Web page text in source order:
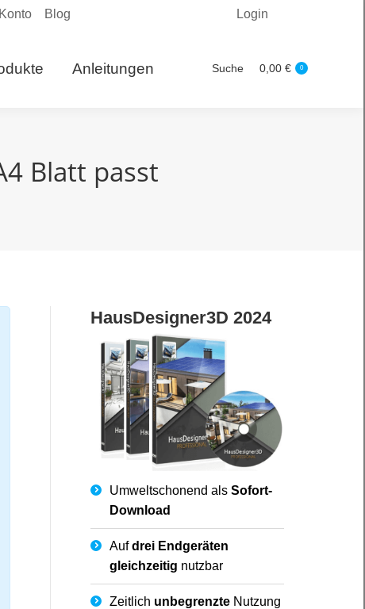
Blog Login
Anleitungen Search:
Suche 0,00 € 0
Blatt passt
HausDesigner3D 2024
Umweltschonend als Sofort-
Download
Aufdrei Endgeräten
gleichzeitig nutzbar
Zeitlich unbegrenzte Nutzung